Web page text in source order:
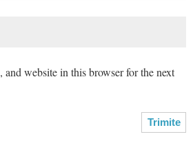
and website in this browser for the next